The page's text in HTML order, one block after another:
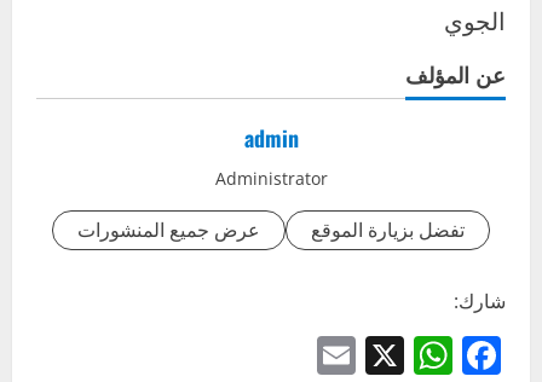
الجوي
عن المؤلف
admin
Administrator
تفضل بزيارة الموقع عرض جميع المنشورات
شارك:
Facebook
WhatsApp
X